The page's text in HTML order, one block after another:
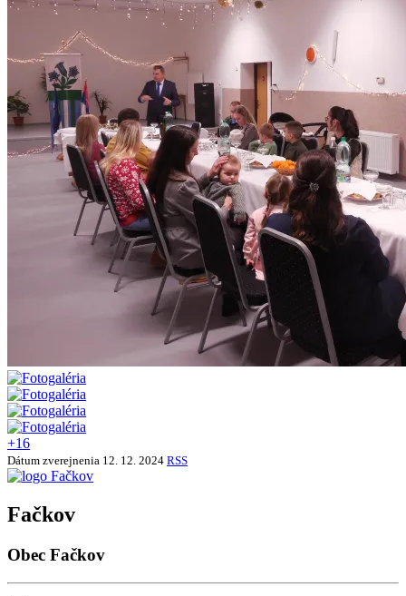
+16
Dátum zverejnenia 12. 12. 2024 RSS
Fačkov
Obec Fačkov